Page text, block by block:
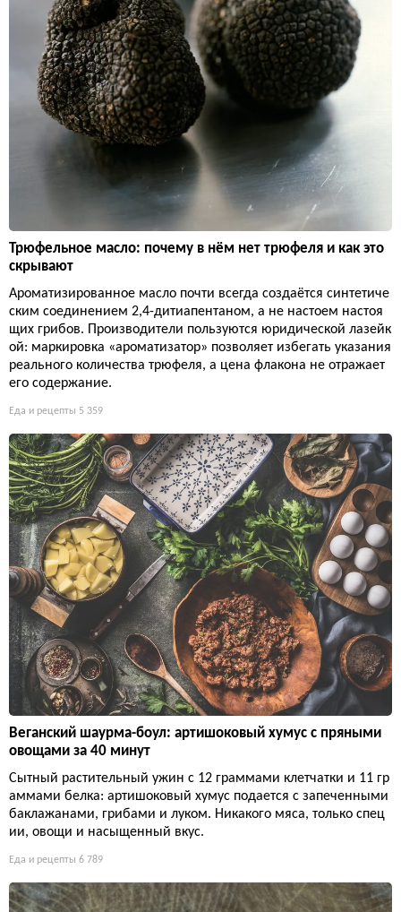
Трюфельное масло: почему в нём нет трюфеля и как это
скрывают
Ароматизированное масло почти всегда создаётся синтетиче
ским соединением 2,4-дитиапентаном, а не настоем настоя
щих грибов. Производители пользуются юридической лазейк
ой: маркировка «ароматизатор» позволяет избегать указания
реального количества трюфеля, а цена флакона не отражает
его содержание.
Еда и рецепты 5 359
Веганский шаурма-боул: артишоковый хумус с пряными
овощами за 40 минут
Сытный растительный ужин с 12 граммами клетчатки и 11 гр
аммами белка: артишоковый хумус подается с запеченными
баклажанами, грибами и луком. Никакого мяса, только спец
ии, овощи и насыщенный вкус.
Еда и рецепты 6 789